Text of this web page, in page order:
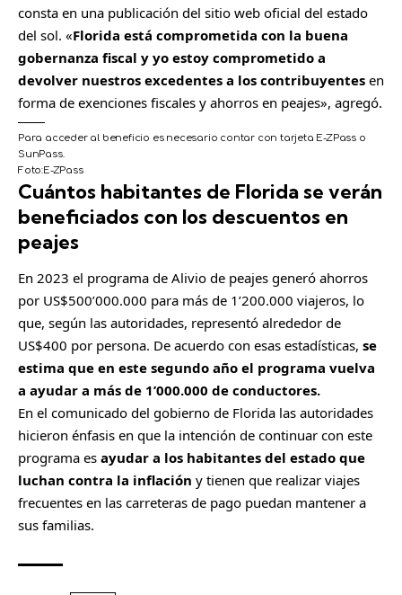
consta en una publicación del sitio web oficial del estado
del sol. «Florida está comprometida con la buena
gobernanza fiscal y yo estoy comprometido a
devolver nuestros excedentes a los contribuyentes en
forma de exenciones fiscales y ahorros en peajes», agregó.
Para acceder al beneficio es necesario contar con tarjeta E-ZPass o
SunPass.
Foto:E-ZPass
C
o
p
a
r
t
i
r
Cuántos habitantes de Florida se verán
beneficiados con los descuentos en
peajes
En 2023 el programa de Alivio de peajes generó ahorros
por US$500’000.000 para más de 1’200.000 viajeros, lo
que, según las autoridades, representó alrededor de
US$400 por persona. De acuerdo con esas estadísticas, se
estima que en este segundo año el programa vuelva
a ayudar a más de 1’000.000 de conductores.
En el comunicado del gobierno de Florida las autoridades
hicieron énfasis en que la intención de continuar con este
programa es ayudar a los habitantes del estado que
luchan contra la inflación y tienen que realizar viajes
frecuentes en las carreteras de pago puedan mantener a
sus familias.